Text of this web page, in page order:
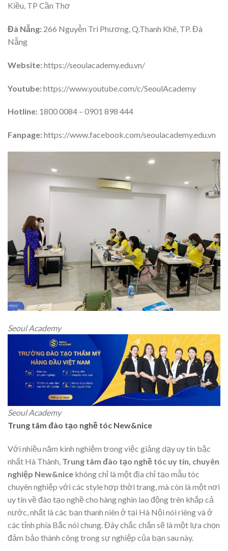
Kiều, TP Cần Thơ
Đà Nẵng: 266 Nguyễn Tri Phương, Q.Thanh Khê, TP. Đà
Nẵng
Website:https://seoulacademy.edu.vn/
Youtube:https://www.youtube.com/c/SeoulAcademy
Hotline: 1800 0084 – 0901 898 444
Fanpage:https://www.facebook.com/seoulacademy.edu.vn
Seoul Academy
Seoul Academy
Trung tâm đào tạo nghề tóc New&nice
Với nhiều năm kinh nghiệm trong việc giảng dạy uy tín bậc
nhất Hà Thành, Trung tâm đào tạo nghề tóc uy tín, chuyên
nghiệp New&nice không chỉ là một địa chỉ tạo mẫu tóc
chuyên nghiệp với các style hợp thời trang, mà còn là một nơi
uy tín về đào tạo nghề cho hàng nghìn lao động trên khắp cả
nước, nhất là các bạn thanh niên ở tại Hà Nội nói riêng và ở
các tỉnh phía Bắc nói chung. Đây chắc chắn sẽ là một lựa chọn
đảm bảo thành công trong sự nghiệp của bạn sau này.